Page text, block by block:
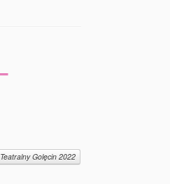
Teatralny Golęcin 2022